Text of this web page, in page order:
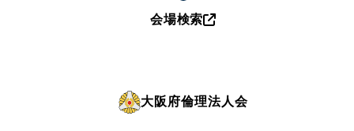
会場検索
大阪府倫理法人会